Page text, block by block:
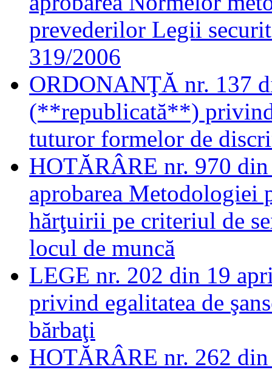
prevederilor Legii
319/2006
ORDONANŢĂ nr. 137
(**republicată**) privind
tuturor formelor de
HOTĂRÂRE nr. 970
aprobarea Metodologiei
hărţuirii pe criteriul de
locul de muncă
LEGE nr. 202 din 19
privind egalitatea de
bărbaţi
HOTĂRÂRE nr. 262